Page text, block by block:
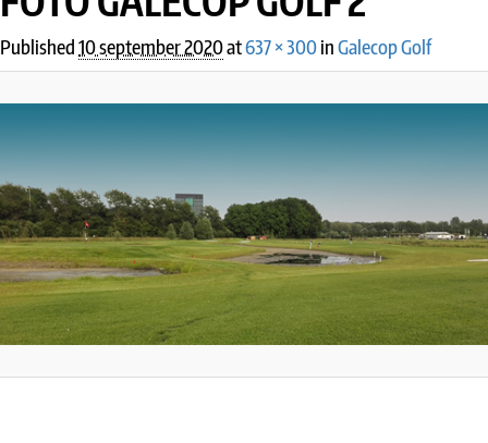
Published10 september 2020at637 × 300inGalecop Golf